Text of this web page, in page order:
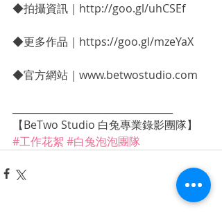
◆拍攝資訊｜http://goo.gl/uhCSEf
◆更多作品｜https://goo.gl/mzeYaX
◆官方網站｜www.betwostudio.com
【BeTwo Studio 白兔專業錄影團隊】
#工作花絮 #白兔泡泡團隊